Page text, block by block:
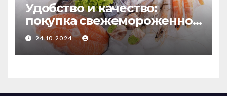
Удобство и качество:
покупка свежемороженной
рыбы онлайн
24.10.2024